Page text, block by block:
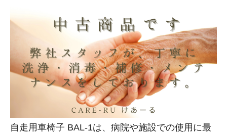
自走用車椅子 BAL-1は、病院や施設での使用に最